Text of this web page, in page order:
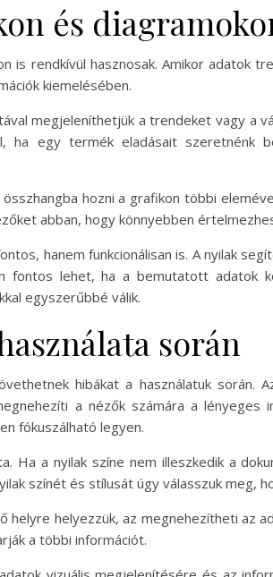
és
is rendkívül hasznosak. Amikor adatok
kiemelésében.
megjeleníthetjük a trendeket vagy a
ha egy termék eladásait szeretnénk
hozni a grafikon többi
abban, hogy könnyebben
hanem funkcionálisan is. A nyilak
fontos lehet, ha a bemutatott adatok
egyszerűbbé válik.
során
hibákat a használatuk során.
a nézők számára a lényeges
fókuszálható legyen.
Ha a nyilak színe nem illeszkedik a
színét és stílusát úgy válasszuk meg,
helyre helyezzük, az megnehezítheti az
a többi információt.